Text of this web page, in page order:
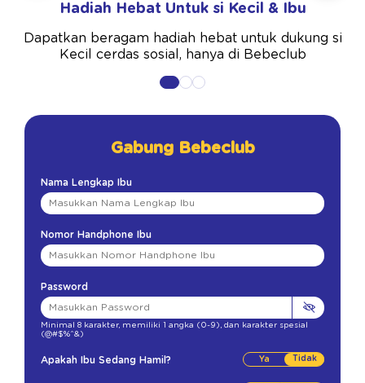
Hadiah Hebat Untuk si Kecil & Ibu
Dapatkan beragam hadiah hebat untuk dukung si
Kecil cerdas sosial, hanya di Bebeclub
Gabung Bebeclub
Nama Lengkap Ibu
Nomor Handphone Ibu
Password
Minimal 8 karakter, memiliki 1 angka (0-9) dan karakter spesial
(@#$%^&)
Apakah Ibu Sedang Hamil? Tidak